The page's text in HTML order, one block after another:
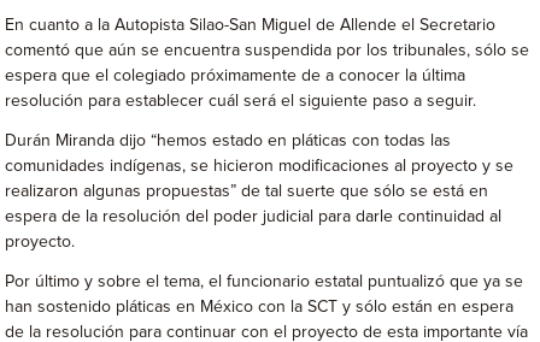
En cuanto a la Autopista Silao-San Miguel de Allende el Secretario
comentó que aún se encuentra suspendida por los tribunales, sólo se
espera que el colegiado próximamente de a conocer la última
resolución para establecer cuál será el siguiente paso a seguir.
Durán Miranda dijo “hemos estado en pláticas con todas las
comunidades indígenas, se hicieron modificaciones al proyecto y se
realizaron algunas propuestas” de tal suerte que sólo se está en
espera de la resolución del poder judicial para darle continuidad al
proyecto.
Por último y sobre el tema, el funcionario estatal puntualizó que ya se
han sostenido pláticas en México con la SCT y sólo están en espera
de la resolución para continuar con el proyecto de esta importante vía